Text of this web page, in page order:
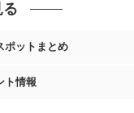
ポットまとめ
ト情報